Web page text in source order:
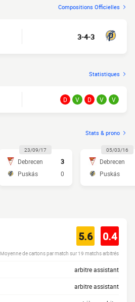
Compositions Officielles
3-4-3
Statistiques
D V D V V
Stats & prono
23/09/17
Debrecen
3
Puskás
0
05/03/16
Debrecen
Puskás
5.6 0.4
Moyenne de cartons par match sur 19 matchs arbitrés
arbitre assistant
arbitre assistant